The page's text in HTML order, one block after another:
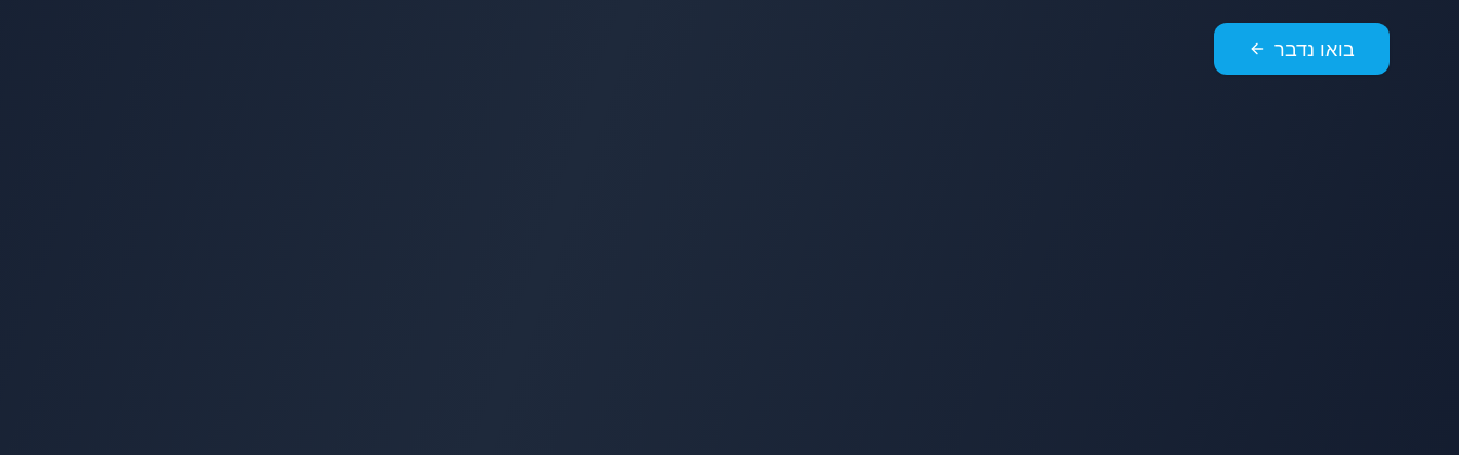
בואו נדבר